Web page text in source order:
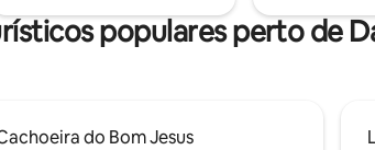
populares perto de
do Bom Jesus